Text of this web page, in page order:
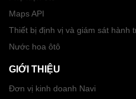
Maps API
Thiết bị định vị và giám sát hành
Nước hoa ôtô
GIỚI THIỆU
Đơn vị kinh doanh Navi